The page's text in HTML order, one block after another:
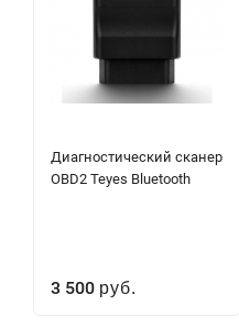
Диагностический сканер
OBD2 Teyes Bluetooth
3 500 руб.